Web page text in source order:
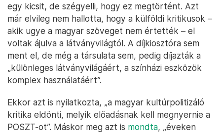
egy kicsit, de szégyelli, hogy ez megtörtént. Azt
már elvileg nem hallotta, hogy a külföldi kritikusok –
akik ugye a magyar szöveget nem értették – el
voltak ájulva a látványvilágtól. A díjkiosztóra sem
ment el, de még a társulata sem, pedig díjazták a
„különleges látványvilágáért, a színházi eszközök
komplex használatáért”.
Ekkor azt is nyilatkozta, „a magyar kultúrpolitizáló
kritika eldönti, melyik előadásnak kell megnyernie a
POSZT-ot”. Máskor meg azt is mondta, „éveken